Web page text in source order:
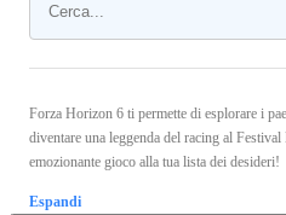
Forza Horizon 6 ti permette di esplorare i
diventare una leggenda del racing al
emozionante gioco alla tua lista dei desideri!
Espandi